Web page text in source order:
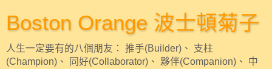
Boston Orange 波士頓菊子
人生一定要有的八個朋友： 推手(Builder)、 支柱
(Champion)、 同好(Collaborator)、 夥伴(Companion)、 中